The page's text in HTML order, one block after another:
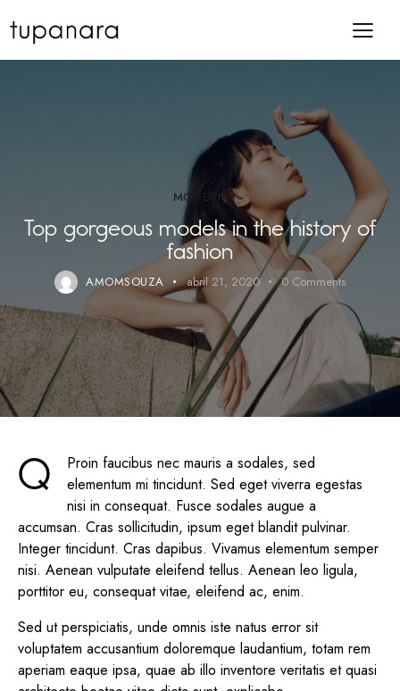
MODERN
Top gorgeous models in the history of
fashion
AMOMSOUZA abril 21, 2020 0 Comments
Q
Proin faucibus nec mauris a sodales, sed
elementum mi tincidunt. Sed eget viverra egestas
nisi in consequat. Fusce sodales augue a
accumsan. Cras sollicitudin, ipsum eget blandit pulvinar.
Integer tincidunt. Cras dapibus. Vivamus elementum semper
nisi. Aenean vulputate eleifend tellus. Aenean leo ligula,
porttitor eu, consequat vitae, eleifend ac, enim.
Sed ut perspiciatis, unde omnis iste natus error sit
voluptatem accusantium doloremque laudantium, totam rem
aperiam eaque ipsa, quae ab illo inventore veritatis et quasi